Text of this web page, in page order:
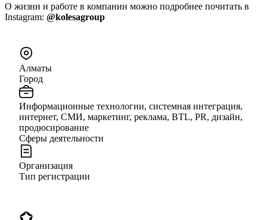
О жизни и работе в компании можно подробнее почитать в
Instagram: @kolesagroup
Алматы
Город
Информационные технологии, системная интеграция,
интернет, СМИ, маркетинг, реклама, BTL, PR, дизайн,
продюсирование
Сферы деятельности
Организация
Тип регистрации